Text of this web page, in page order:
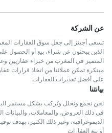
عن الشركة
تسعى أجينز إلى جعل سوق العقارات
الذين يبحثون عن شراء، بيع أو الحصول
المتميز في المغرب من خبراء عقاريين
مبتكرة تمكن عملائنا من اتخاذ قرارات
على أفضل تقديرات العقارات
بيانتنا
نحن نجمع ونحلل ونُركب بشكل مستمر
في ذلك العروض، والمعاملات، والبيانات
الديموغرافية، وغير ذلك الكثير، بهدف
أو بيع العقارات